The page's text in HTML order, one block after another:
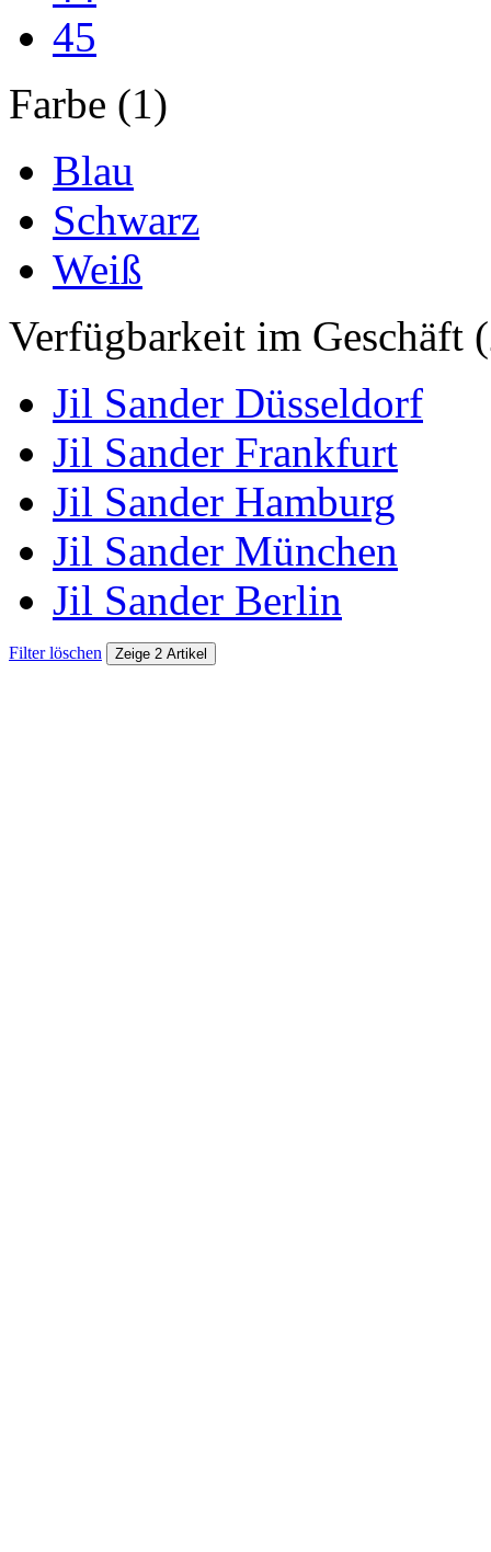
45
Farbe (1)
Blau
Schwarz
Weiß
Verfügbarkeit im Geschäft
Jil Sander Düsseldorf
Jil Sander Frankfurt
Jil Sander Hamburg
Jil Sander München
Jil Sander Berlin
Filter löschen Zeige 2 Artikel